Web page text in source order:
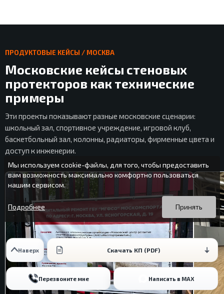
ПРОДУКТОВЫЕ КЕЙСЫ / МОСКВА
Московские кейсы стеновых
протекторов как технические
примеры
Эти проекты показывают разные московские сценарии:
школьный зал, спортивное учреждение, игровой клуб,
баскетбольный зал, колонны, радиаторы, фирменные цвета и
доступ к инженерии.
Наверх Скачать КП (PDF)
Перезвоните мне Написать в MAX
Мы используем cookie-файлы, для того, чтобы предоставить
вам возможность максимально комфортно пользоваться
нашим сервисом.
Вы можете подробнее прочитать о cookie-файлах в открытых
источниках или изменить настройки своего браузера.
Продолжая пользоваться данным сайтом без изменения
настроек вы даете согласие на использование ваших cookie-
файлов.
Принять
Подробнее